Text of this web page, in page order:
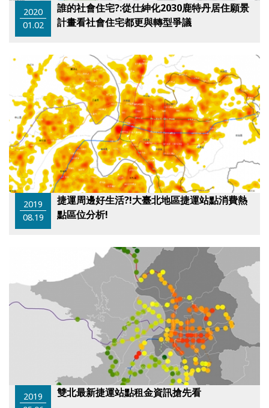
2020
01.02
誰的社會住宅?:從仕紳化2030鹿特丹居住願景
計畫看社會住宅都更與轉型爭議
2019
08.19
捷運周邊好生活?!大臺北地區捷運站點消費熱
點區位分析!
2019
雙北最新捷運站點租金資訊搶先看